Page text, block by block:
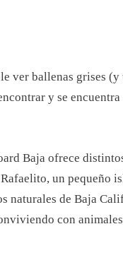
ver ballenas grises (y
y se
Baja ofrece
un pequeño
naturales de Baja
con